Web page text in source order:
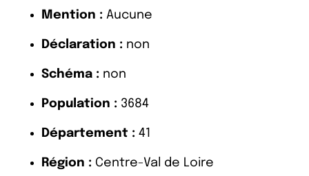
Mention : Aucune
Déclaration : non
Schéma : non
Population : 3684
Département : 41
Région : Centre-Val de Loire